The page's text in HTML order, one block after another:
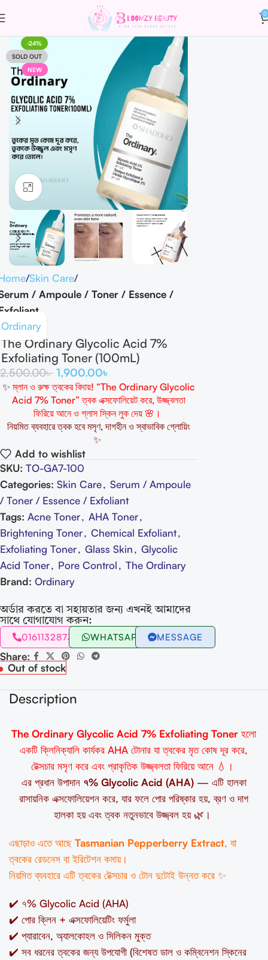
0
-24%
SOLD OUT
NEW
Click to enlarge
Skin Care
/ Ampoule / Toner / Essence /
The Ordinary Glycolic Acid 7%
Exfoliating Toner (100mL)
Ordinary
2,500.00৳ 1,900.00৳
✨ম্লানওরুক্ষ ত্বকের বিদায়! “The Ordinary Glycolic
Acid 7% Toner”ত্বক এক্সফোলিয়েট করে, উজ্জ্বলতা
ফিরিয়ে আনেও গ্লাস স্কিন লুক দেয় 🌸।
নিয়মিত ব্যবহারে ত্বক হবে মসৃণ,দাগহীনওস্বাভাবিক গ্লোয়িং
✨
Out of stock
Add to wishlist
SKU: TO-GA7-100
Categories: Skin Care, Serum / Ampoule
/ Toner / Essence / Exfoliant
Tags: Acne Toner, AHA Toner,
Brightening Toner, Chemical Exfoliant,
Exfoliating Toner, Glass Skin, Glycolic
Acid Toner, Pore Control, The Ordinary
Brand: Ordinary
অর্ডার করতে বা সহায়তার জন্য এখনই আমাদের
সাথে যোগাযোগ করুন:
01611328731 WHATSAPP MESSAGE
Share:
Description
The Ordinary Glycolic Acid 7% Exfoliating Toner হলো
একটি ক্লিনিক্যালি কার্যকর AHA টোনার যা ত্বকের মৃত কোষ দূর করে,
টেক্সচার মসৃণ করে এবং প্রাকৃতিক উজ্জ্বলতা ফিরিয়ে আনে 💧।
এর প্রধান উপাদান ৭% Glycolic Acid (AHA)— এটি হালকা
রাসায়নিক এক্সফোলিয়েশন করে, যার ফলে পোর পরিষ্কার হয়, ব্রণ ও দাগ
হালকা হয় এবং ত্বক নতুনভাবে উজ্জ্বল হয় 🌿।
এছাড়াও এতে আছে Tasmanian Pepperberry Extract, যা
ত্বকের রেডনেস বা ইরিটেশন কমায়।
নিয়মিত ব্যবহারে এটি ত্বকের টেক্সচার ও টোন দুটোই উন্নত করে ✨
✔️ ৭% Glycolic Acid (AHA)
✔️ পোর ক্লিন + এক্সফোলিয়েটিং ফর্মুলা
✔️ প্যারাবেন, অ্যালকোহল ও সিলিকন মুক্ত
✔️ সব ধরনের ত্বকের জন্য উপযোগী (বিশেষত ডাল ও কম্বিনেশন স্কিনের